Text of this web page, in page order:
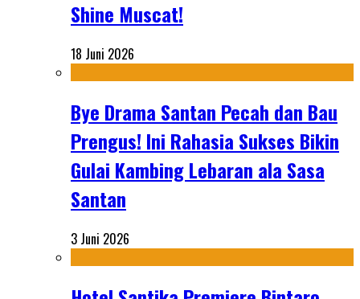
Shine Muscat!
18 Juni 2026
Bye Drama Santan Pecah dan Bau
Prengus! Ini Rahasia Sukses Bikin
Gulai Kambing Lebaran ala Sasa
Santan
3 Juni 2026